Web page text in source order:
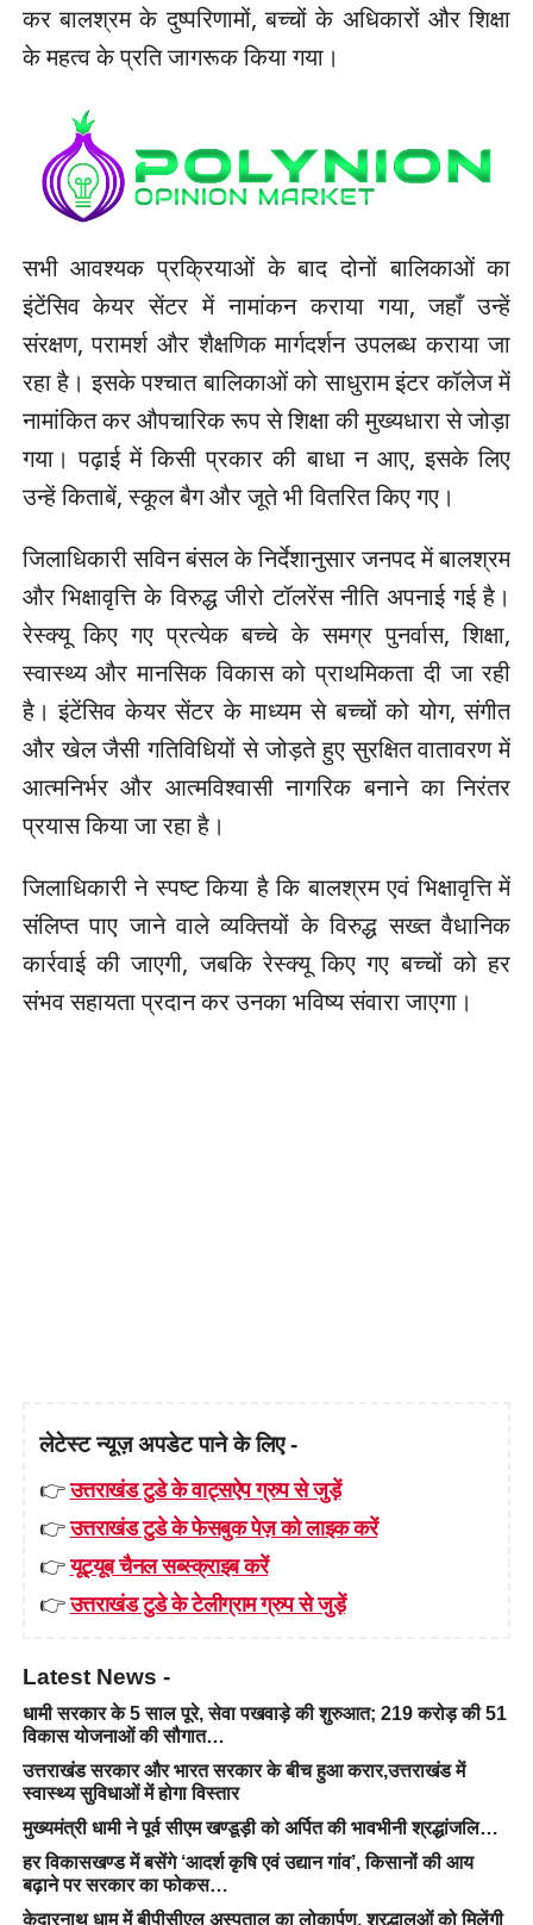
कर बालश्रम के दुष्परिणामों, बच्चों के अधिकारों और शिक्षा
के महत्व के प्रति जागरूक किया गया।
सभी आवश्यक प्रक्रियाओं के बाद दोनों बालिकाओं का
इंटेंसिव केयर सेंटर में नामांकन कराया गया, जहाँ उन्हें
संरक्षण, परामर्श और शैक्षणिक मार्गदर्शन उपलब्ध कराया जा
रहा है। इसके पश्चात बालिकाओं को साधुराम इंटर कॉलेज में
नामांकित कर औपचारिक रूप से शिक्षा की मुख्यधारा से जोड़ा
गया। पढ़ाई में किसी प्रकार की बाधा न आए, इसके लिए
उन्हें किताबें, स्कूल बैग और जूते भी वितरित किए गए।
जिलाधिकारी सविन बंसल के निर्देशानुसार जनपद में बालश्रम
और भिक्षावृत्ति के विरुद्ध जीरो टॉलरेंस नीति अपनाई गई है।
रेस्क्यू किए गए प्रत्येक बच्चे के समग्र पुनर्वास, शिक्षा,
स्वास्थ्य और मानसिक विकास को प्राथमिकता दी जा रही
है। इंटेंसिव केयर सेंटर के माध्यम से बच्चों को योग, संगीत
और खेल जैसी गतिविधियों से जोड़ते हुए सुरक्षित वातावरण में
आत्मनिर्भर और आत्मविश्वासी नागरिक बनाने का निरंतर
प्रयास किया जा रहा है।
जिलाधिकारी ने स्पष्ट किया है कि बालश्रम एवं भिक्षावृत्ति में
संलिप्त पाए जाने वाले व्यक्तियों के विरुद्ध सख्त वैधानिक
कार्रवाई की जाएगी, जबकि रेस्क्यू किए गए बच्चों को हर
संभव सहायता प्रदान कर उनका भविष्य संवारा जाएगा।
लेटेस्ट न्यूज़ अपडेट पाने के लिए -
👉उत्तराखंड टुडे के वाट्सऐप ग्रुप से जुड़ें
👉उत्तराखंड टुडे के फेसबुक पेज़ को लाइक करें
👉यूट्यूब चैनल सब्स्क्राइब करें
👉उत्तराखंड टुडे के टेलीग्राम ग्रुप से जुड़ें
Latest News -
धामी सरकार के 5 साल पूरे, सेवा पखवाड़े की शुरुआत; 219 करोड़ की 51
विकास योजनाओं की सौगात…
उत्तराखंड सरकार और भारत सरकार के बीच हुआ करार,उत्तराखंड में
स्वास्थ्य सुविधाओं में होगा विस्तार
मुख्यमंत्री धामी ने पूर्व सीएम खण्डूड़ी को अर्पित की भावभीनी श्रद्धांजलि…
हर विकासखण्ड में बसेंगे ‘आदर्श कृषि एवं उद्यान गांव’, किसानों की आय
बढ़ाने पर सरकार का फोकस…
केदारनाथ धाम में बीपीसीएल अस्पताल का लोकार्पण, श्रद्धालुओं को मिलेंगी